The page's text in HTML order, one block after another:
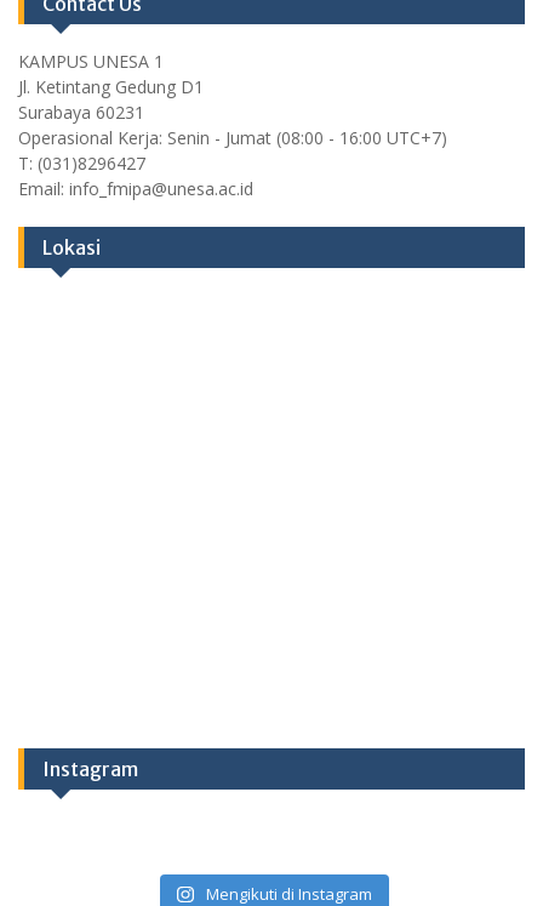
KAMPUS UNESA 1
Jl. Ketintang Gedung D1
Surabaya 60231
Operasional Kerja: Senin - Jumat (08:00 - 16:00 UTC+7)
T: (031)8296427
Email: info_fmipa@unesa.ac.id
Lokasi
Instagram
Mengikuti di Instagram